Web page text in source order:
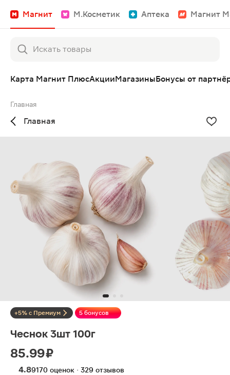
Магнит М.Косметик Аптека Магнит
Карта Магнит ПлюсАкцииМагазиныБонусы от
Главная
Главная
+5% с Премиум 5 бонусов
Чеснок 3шт 100г
85.99 ₽
4.89170 оценок · 329 отзывов